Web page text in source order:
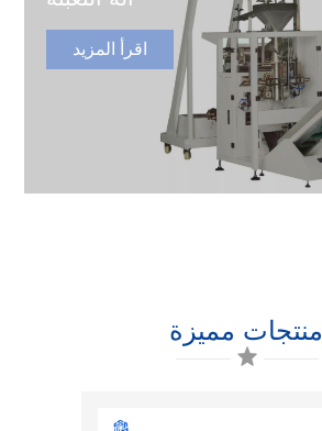
اقرأ المزيد
منتجات مميزة